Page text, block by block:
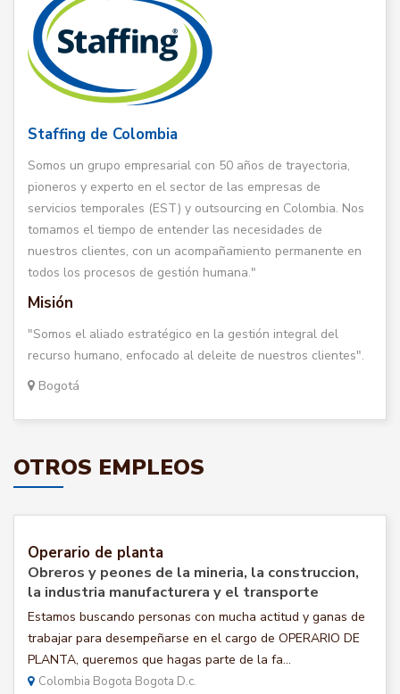
Staffing de Colombia
Somos un grupo empresarial con 50 años de trayectoria,
pioneros y experto en el sector de las empresas de
servicios temporales (EST) y outsourcing en Colombia. Nos
tomamos el tiempo de entender las necesidades de
nuestros clientes, con un acompañamiento permanente en
todos los procesos de gestión humana."
Misión
"Somos el aliado estratégico en la gestión integral del
recurso humano, enfocado al deleite de nuestros clientes".
Bogotá
OTROS EMPLEOS
Operario de planta
Obreros y peones de la mineria, la construccion,
la industria manufacturera y el transporte
Estamos buscando personas con mucha actitud y ganas de
trabajar para desempeñarse en el cargo de OPERARIO DE
PLANTA, queremos que hagas parte de la fa...
Colombia Bogota Bogota D.c.